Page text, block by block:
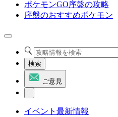
ポケモンGO序盤の攻略
序盤のおすすめポケモン
検索
ご意見
イベント最新情報